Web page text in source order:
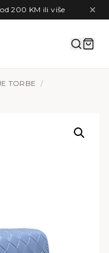
200 KM ili više
TORBE
/